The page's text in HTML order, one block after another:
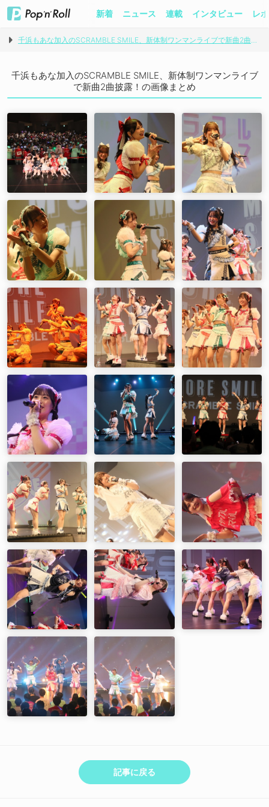
新着 ニュース 連載 インタビュー レ
千浜もあな加入のSCRAMBLE SMILE、新体制ワンマンライブで新曲2曲披露！
千浜もあな加入のSCRAMBLE SMILE、新体制ワンマンライブ
で新曲2曲披露！の画像まとめ
記事に戻る